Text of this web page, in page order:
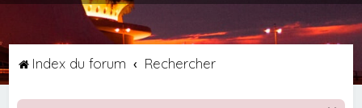
Index du forum Rechercher